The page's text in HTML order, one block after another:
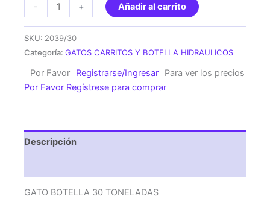
-
BOTELLA
TONELADAS
cantidad
+ Añadir al carrito
SKU: 2039/30
Categoría: GATOS CARRITOS Y BOTELLA HIDRAULICOS
Por Favor Registrarse/Ingresar
Para ver los precios
Por Favor Regístrese para comprar
Descripción
GATO BOTELLA 30 TONELADAS